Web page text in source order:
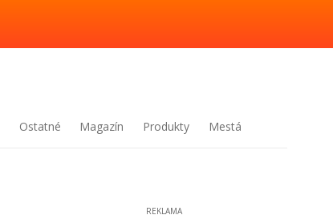
Ostatné Magazín Produkty Mestá
REKLAMA